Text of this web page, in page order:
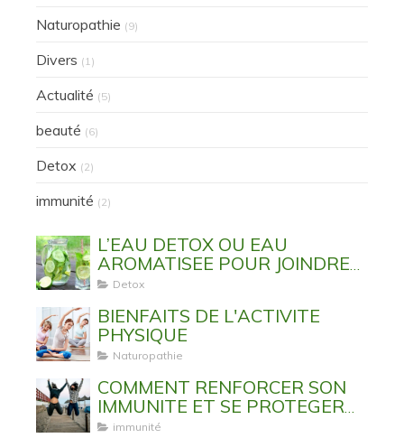
Naturopathie (9)
Divers (1)
Actualité (5)
beauté (6)
Detox (2)
immunité (2)
L’EAU DETOX OU EAU
AROMATISEE POUR JOINDRE
L’UTILE A L’AGREABLE
Detox
BIENFAITS DE L'ACTIVITE
PHYSIQUE
Naturopathie
COMMENT RENFORCER SON
IMMUNITE ET SE PROTEGER
DES VIRUS ET MALADIES
immunité